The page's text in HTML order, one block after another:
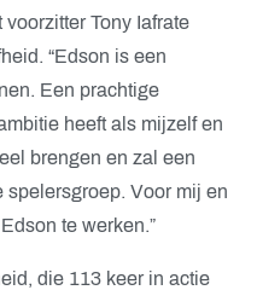
Tony Iafrate
“Edson is een
Een prachtige
heeft als mijzelf en
brengen en zal een
spelersgroep. Voor mij en
te werken.”
die 113 keer in actie